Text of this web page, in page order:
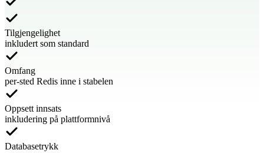
Tilgjengelighet
inkludert som standard
Omfang
per-sted Redis inne i stabelen
Oppsett innsats
inkludering på plattformnivå
Databasetrykk